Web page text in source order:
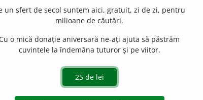
A face ca mai multe lucruri să fie egale între ele în
acțiuni
un sfert de secol suntem aici, gratuit, zi de zi, pentru
milioane de căutări.
o mică donație aniversară ne-ați ajuta să păstrăm
cuvintele la îndemâna tuturor și pe viitor.